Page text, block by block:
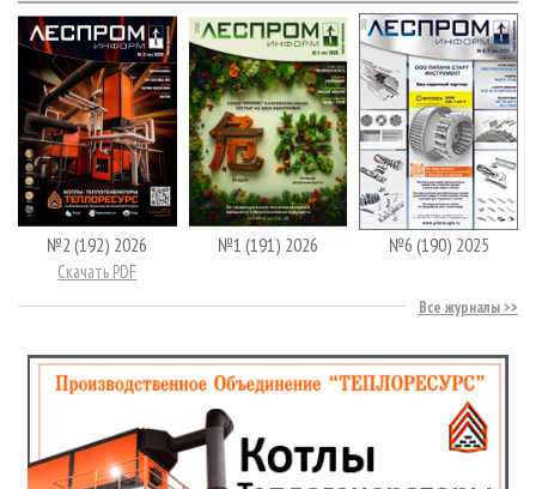
№2 (192) 2026
Скачать PDF
№1 (191) 2026 №6 (190) 2025
Все журналы